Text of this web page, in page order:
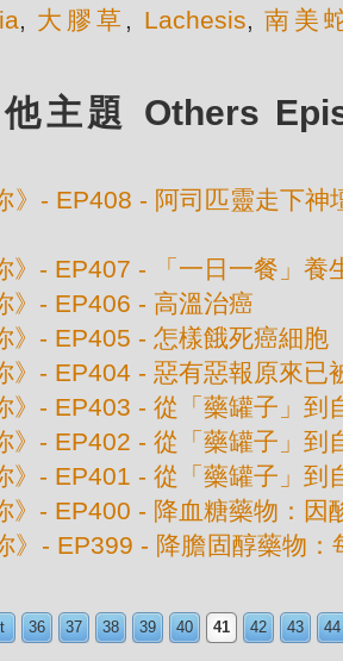
, 大膠草 , Lachesis,南美
主題 Others
》- EP408 - 阿司匹靈走下
》- EP407 - 「一日一餐」養
》- EP406 - 高溫治癌
》- EP405 - 怎樣餓死癌細胞
》- EP404 - 惡有惡報原來已
》- EP403 - 從「藥罐子」到
》- EP402 - 從「藥罐子」到
》- EP401 - 從「藥罐子」到
》- EP400 - 降血糖藥物：因
》- EP399 - 降膽固醇藥物
36 37 38 39 40 41 42 43 44